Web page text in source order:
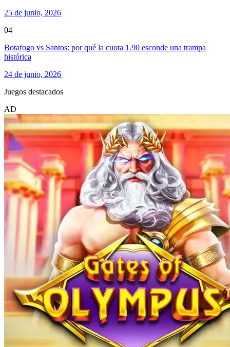
25 de junio, 2026
04
Botafogo vs Santos: por qué la cuota 1.90 esconde una trampa
histórica
24 de junio, 2026
Juegos destacados
AD